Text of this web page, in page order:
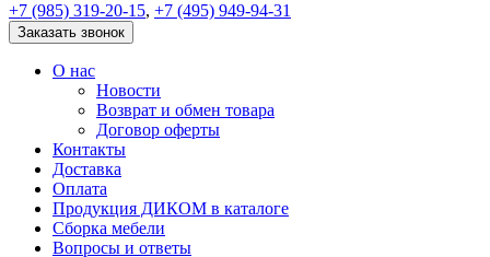
+7 (985) 319-20-15, +7 (495) 949-94-31
Заказать звонок
О нас
Новости
Возврат и обмен товара
Договор оферты
Контакты
Доставка
Оплата
Продукция ДИКОМ в каталоге
Сборка мебели
Вопросы и ответы